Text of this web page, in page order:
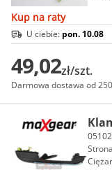
Kup na raty
U ciebie: pon. 10.08
49,02zł/szt.
Darmowa dostawa od 250